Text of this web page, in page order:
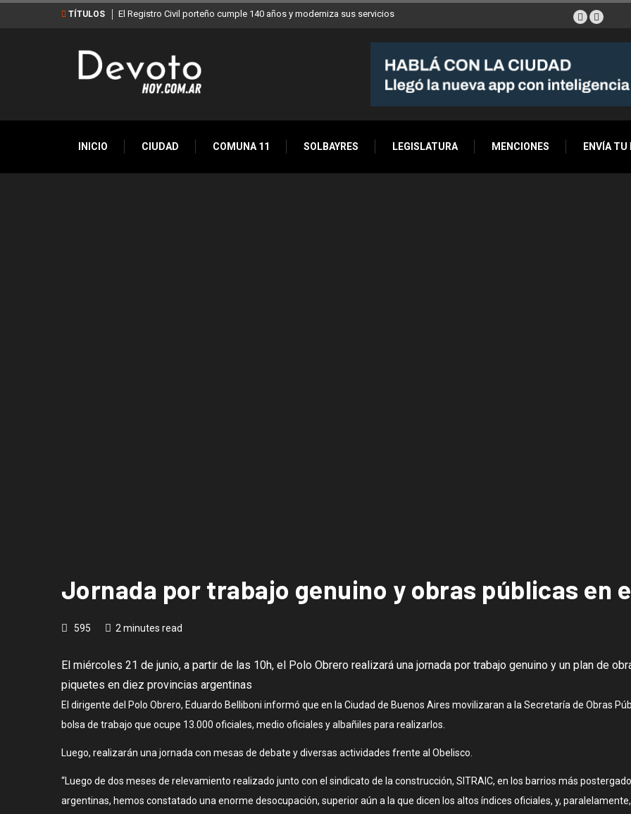
TÍTULOS El Registro Civil porteño cumple 140 años y moderniza sus servicios
INICIO CIUDAD COMUNA 11 SOLBAYRES LEGISLATURA MENCIONES ENVÍA TU
Jornada por trabajo genuino y obras públicas en
595 2 minutes read
El miércoles 21 de junio, a partir de las 10h, el Polo Obrero realizará una jornada por trabajo genuino y un plan de
piquetes en diez provincias argentinas
El dirigente del Polo Obrero, Eduardo Belliboni informó que en la Ciudad de Buenos Aires movilizaran a la Secretaría de Obras
bolsa de trabajo que ocupe 13.000 oficiales, medio oficiales y albañiles para realizarlos.
Luego, realizarán una jornada con mesas de debate y diversas actividades frente al Obelisco.
“Luego de dos meses de relevamiento realizado junto con el sindicato de la construcción, SITRAIC, en los barrios más
argentinas, hemos constatado una enorme desocupación, superior aún a la que dicen los altos índices oficiales, y,